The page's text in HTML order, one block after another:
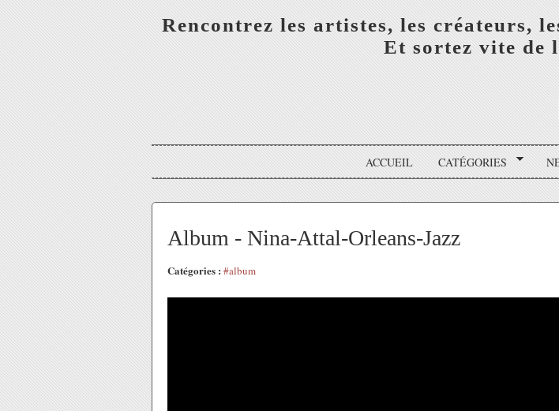
Rencontrez les artistes, les créateurs,
Et sortez vite de
ACCUEIL CATÉGORIES
Album - Nina-Attal-Orleans-Jazz
Catégories : #album